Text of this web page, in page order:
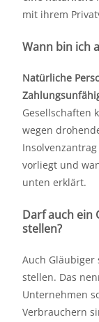
mit ihrem
Wann bin ich
Natürliche
Gesellschaften
wegen
vorliegt und
unten erklärt.
Darf auch ein
stellen?
Auch
stellen. Das
Unternehmen
Verbrauchern